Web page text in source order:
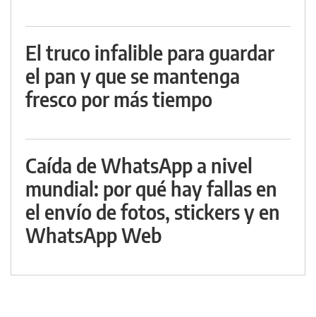
El truco infalible para guardar
el pan y que se mantenga
fresco por más tiempo
Caída de WhatsApp a nivel
mundial: por qué hay fallas en
el envío de fotos, stickers y en
WhatsApp Web